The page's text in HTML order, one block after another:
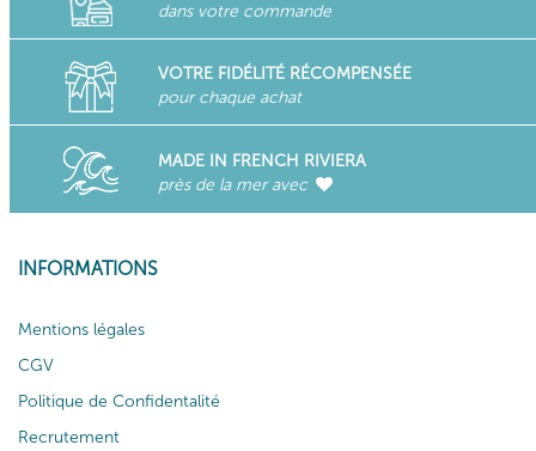
dans votre commande
VOTRE FIDÉLITÉ RÉCOMPENSÉE
pour chaque achat
MADE IN FRENCH RIVIERA
près de la mer avec
INFORMATIONS
Mentions légales
CGV
Politique de Confidentalité
Recrutement